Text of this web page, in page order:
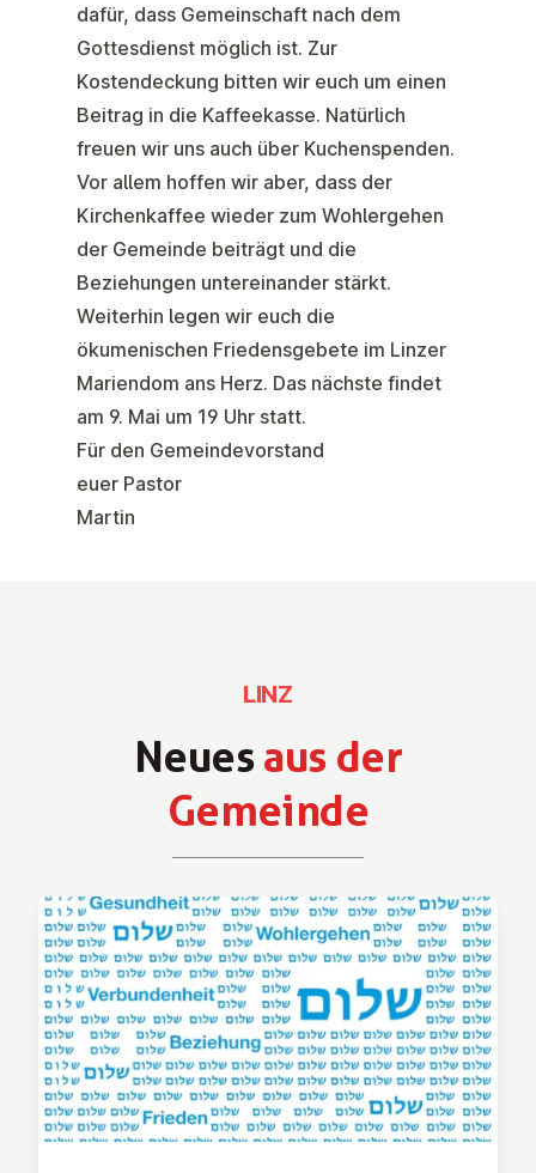
dafür, dass Gemeinschaft nach dem
Gottesdienst möglich ist. Zur
Kostendeckung bitten wir euch um einen
Beitrag in die Kaffeekasse. Natürlich
freuen wir uns auch über Kuchenspenden.
Vor allem hoffen wir aber, dass der
Kirchenkaffee wieder zum Wohlergehen
der Gemeinde beiträgt und die
Beziehungen untereinander stärkt.
Weiterhin legen wir euch die
ökumenischen Friedensgebete im Linzer
Mariendom ans Herz. Das nächste findet
am 9. Mai um 19 Uhr statt.
Für den Gemeindevorstand
euer Pastor
Martin
Neuesaus der
Gemeinde
LINZ